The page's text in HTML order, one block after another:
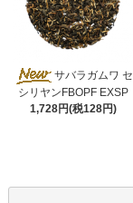
サバラガムワ セ
シリヤンFBOPF EXSP
1,728円(税128円)